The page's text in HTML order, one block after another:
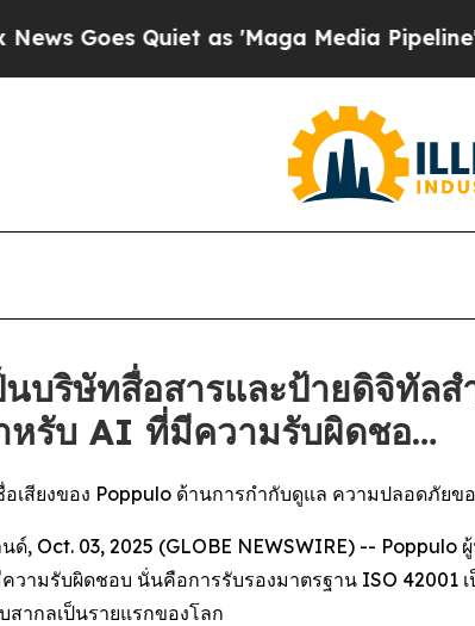
Quiet as 'Maga Media Pipeline'
บริษัทสื่อสารและป้ายดิจิทัล
หรับ AI ที่มีความรับผิดชอ…
เสียงของ Poppulo ด้านการกำกับดูแล ความปลอดภัย
นด์, Oct. 03, 2025 (GLOBE NEWSWIRE) --
ามรับผิดชอบ นั่นคือการรับรองมาตรฐาน ISO 42001
ากลเป็นรายแรกของโลก